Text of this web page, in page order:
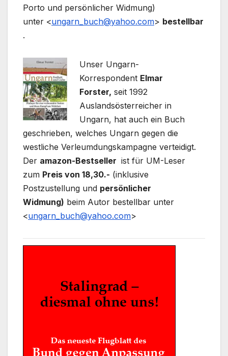
Porto und persönlicher Widmung)
unter <ungarn_buch@yahoo.com> bestellbar
.
Unser Ungarn-
Korrespondent Elmar
Forster, seit 1992
Auslandsösterreicher in
Ungarn, hat auch ein Buch
geschrieben, welches Ungarn gegen die
westliche Verleumdungskampagne verteidigt.
Der amazon-Bestseller ist für UM-Leser
zum Preis von 18,30.- (inklusive
Postzustellung und persönlicher
Widmung) beim Autor bestellbar unter
<ungarn_buch@yahoo.com>